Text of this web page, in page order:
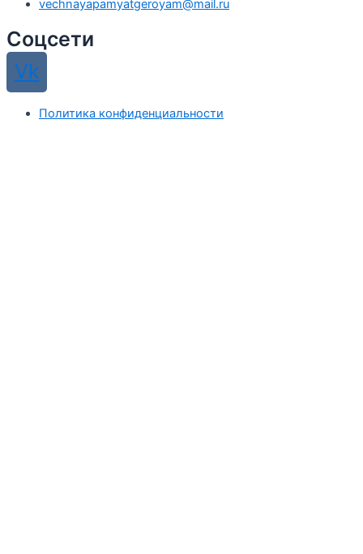
vechnayapamyatgeroyam@mail.ru
Соцсети
Vk
Политика конфиденциальности